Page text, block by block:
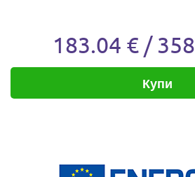
183.04 € /
Купи